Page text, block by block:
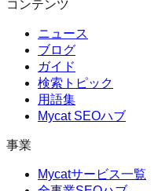
コンテンツ
ニュース
ブログ
ガイド
検索トピック
用語集
Mycat SEOハブ
事業
Mycatサービス一覧